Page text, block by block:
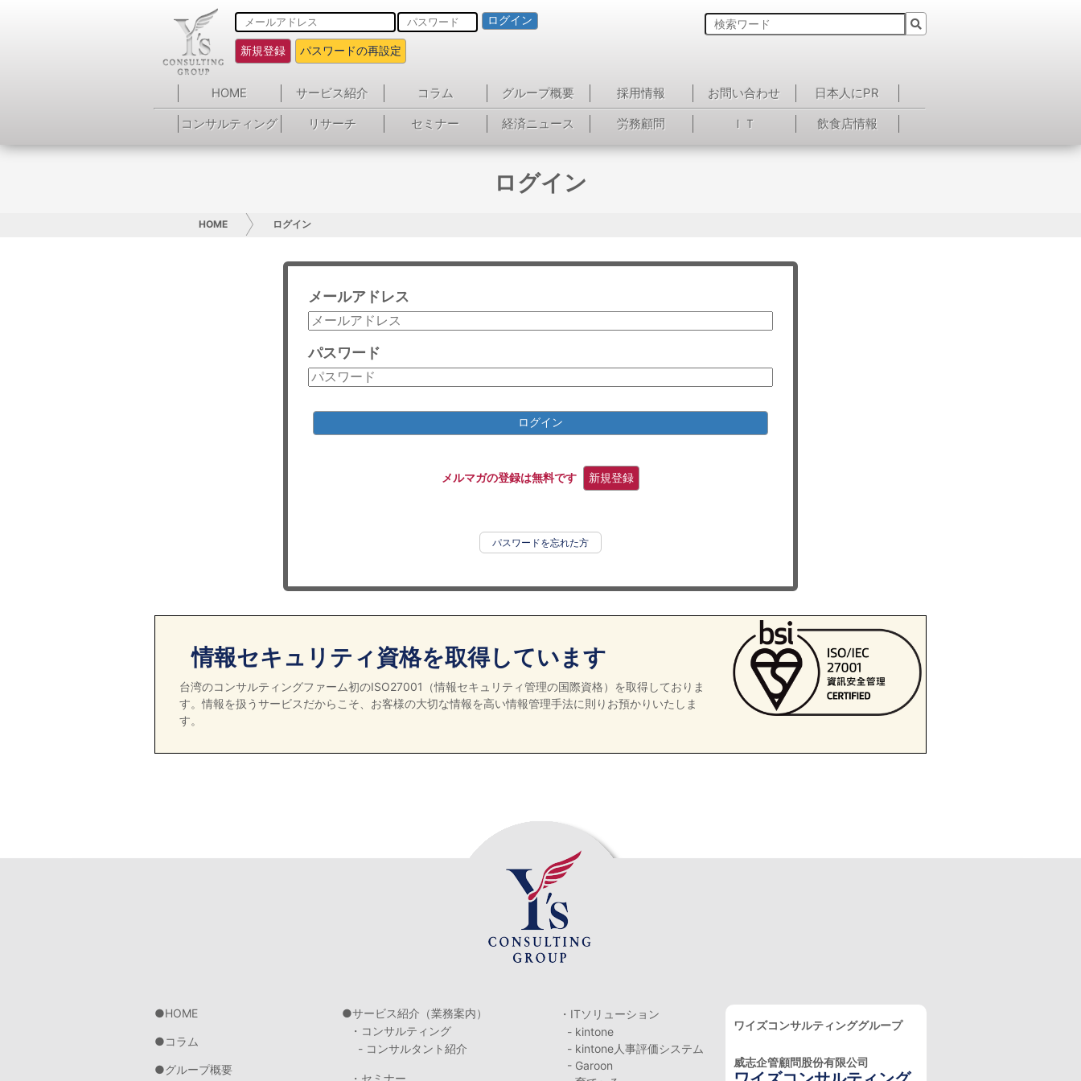
ログイン
新規登録 パスワードの再設定
HOME サービス紹介 コラム グループ概要 採用情報 お問い合わせ
日本人にPR
コンサルティング
リサーチ セミナー 経済ニュース 労務顧問 ＩＴ 飲食店情報
ログイン
HOME ログイン
メールアドレス
パスワード
ログイン
メルマガの登録は無料です 新規登録
パスワードを忘れた方
情報セキュリティ資格を取得しています
台湾のコンサルティングファーム初のISO27001（情報セキュリティ管理の国際資格）を取得しておりま
す。情報を扱うサービスだからこそ、お客様の大切な情報を高い情報管理手法に則りお預かりいたしま
す。
HOME
コラム
グループ概要
サービス紹介（業務案内）
・コンサルティング
- コンサルタント紹介
・セミナー
・ITソリューション
- kintone
- kintone人事評価システム
- Garoon
ワイズコンサルティンググループ
威志企管顧問股份有限公司